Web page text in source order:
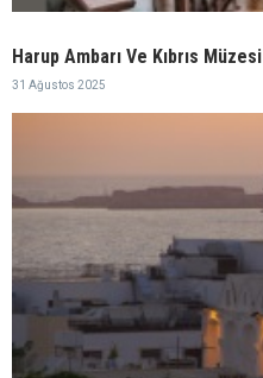
Harup Ambarı Ve Kıbrıs Müzesi
31 Ağustos 2025